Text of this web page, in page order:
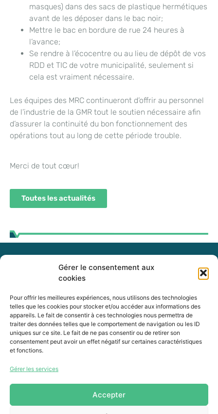
Gérer le consentement aux
cookies
Pour offrir les meilleures expériences, nous utilisons des technologies
telles que les cookies pour stocker et/ou accéder aux informations des
appareils. Le fait de consentir à ces technologies nous permettra de
traiter des données telles que le comportement de navigation ou les ID
uniques sur ce site. Le fait de ne pas consentir ou de retirer son
consentement peut avoir un effet négatif sur certaines caractéristiques
et fonctions.
Gérer les services
Accepter
masques) dans des sacs de plastique hermétiques
avant de les déposer dans le bac noir;
Mettre le bac en bordure de rue 24 heures à
l’avance;
Se rendre à l’écocentre ou au lieu de dépôt de vos
RDD et TIC de votre municipalité, seulement si
cela est vraiment nécessaire.
Les équipes des MRC continueront d’offrir au personnel
de l’industrie de la GMR tout le soutien nécessaire afin
d’assurer la continuité du bon fonctionnement des
opérations tout au long de cette période trouble.
Merci de tout cœur!
Toutes les actualités
255, boul. Laurier, bureau 100
McMasterville (Québec)
J3G 0B7
Intranet
info@mrcvr.ca